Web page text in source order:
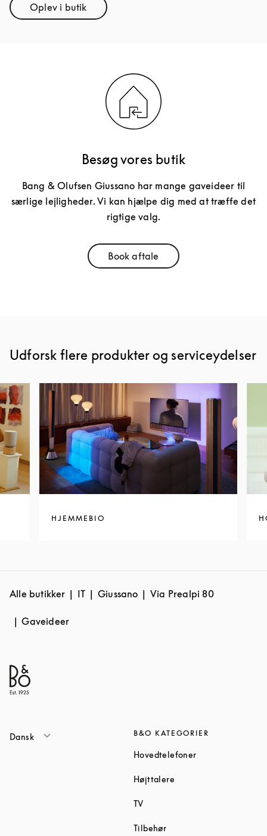
Oplev i butikLink Opens in New Tab
Besøg vores butik
Bang & Olufsen Giussano har mange gaveideer til
særlige lejligheder. Vi kan hjælpe dig med at træffe det
rigtige valg.
Book aftaleLink Opens in New Tab
Udforsk flere produkter og serviceydelser
HJEMMEBIO
Alle butikker IT Giussano Via Prealpi 80
Gaveideer
Dansk B&O KATEGORIER
HovedtelefonerLink Opens in
Højttalere
TVLink Opens in New Tab
TilbehørLink Opens in New Tab